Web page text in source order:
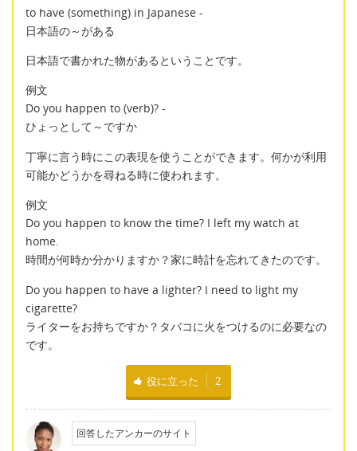
to have (something) in Japanese -
日本語の～がある
日本語で書かれた物があるということです。
例文
Do you happen to (verb)? -
ひょっとして～ですか
丁寧に言う時にこの表現を使うことができます。何かが利用
可能かどうかを尋ねる時に使われます。
例文
Do you happen to know the time? I left my watch at
home.
時間が何時か分かりますか？家に時計を忘れてきたのです。
Do you happen to have a lighter? I need to light my
cigarette?
ライターをお持ちですか？タバコに火をつけるのに必要なの
です。
役に立った 2
回答したアンカーのサイト